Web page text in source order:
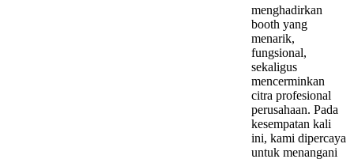
menghadirkan
booth yang
menarik,
fungsional,
sekaligus
mencerminkan
citra profesional
perusahaan. Pada
kesempatan kali
ini, kami dipercaya
untuk menangani